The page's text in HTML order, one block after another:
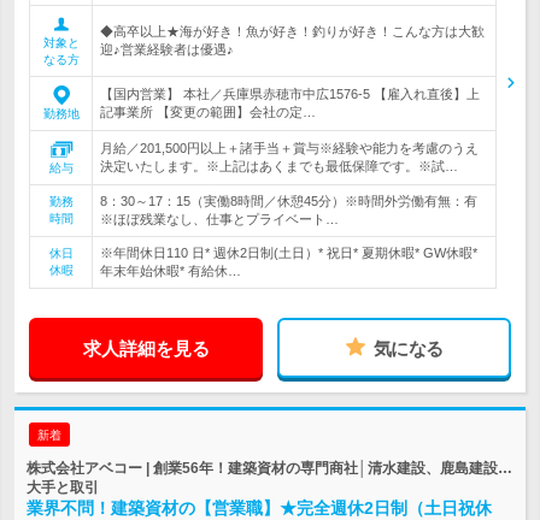
対象と
なる方
◆高卒以上★海が好き！魚が好き！釣りが好き！こんな方は大歓
迎♪営業経験者は優遇♪
勤務地
【国内営業】 本社／兵庫県赤穂市中広1576-5 【雇入れ直後】上
記事業所 【変更の範囲】会社の定…
給与
月給／201,500円以上＋諸手当＋賞与※経験や能力を考慮のうえ
決定いたします。※上記はあくまでも最低保障です。※試…
勤務
時間
8：30～17：15（実働8時間／休憩45分）※時間外労働有無：有
※ほぼ残業なし、仕事とプライベート…
休日
休暇
※年間休日110 日* 週休2日制(土日）* 祝日* 夏期休暇* GW休暇*
年末年始休暇* 有給休…
求人詳細を見る 気になる
新着
株式会社アベコー | 創業56年！建築資材の専門商社│清水建設、鹿島建設…
大手と取引
業界不問！建築資材の【営業職】★完全週休2日制（土日祝休